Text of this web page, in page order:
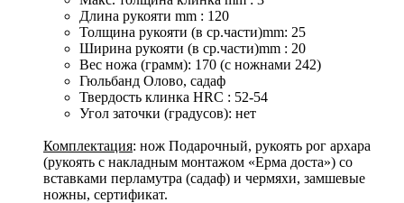
Длина рукояти mm : 120
Толщина рукояти (в ср.части)mm: 25
Ширина рукояти (в ср.части)mm : 20
Вес ножа (грамм): 170 (с ножнами 242)
Гюльбанд Олово, садаф
Твердость клинка HRC : 52-54
Угол заточки (градусов): нет
Комплектация: нож Подарочный, рукоять рог архара
(рукоять с накладным монтажом «Ерма доста») со
вставками перламутра (садаф) и чермяхи, замшевые
ножны, сертификат.